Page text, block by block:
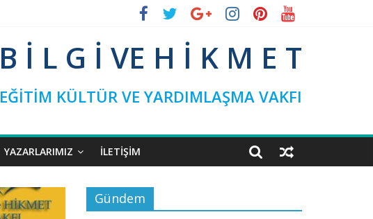
B İ L G İ VE H İ K M E T
EĞİTİM KÜLTÜR VE YARDIMLAŞMA VAKFI
YAZARLARIMIZ İLETIŞIM
Gündem